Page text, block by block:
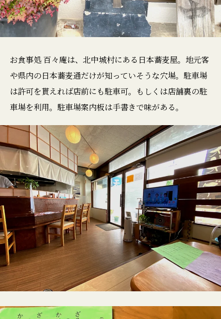
お食事処 百々庵は、北中城村にある日本蕎麦屋。地元客
や県内の日本蕎麦通だけが知っていそうな穴場。駐車場
は許可を貰えれば店前にも駐車可。もしくは店舗裏の駐
車場を利用。駐車場案内板は手書きで味がある。